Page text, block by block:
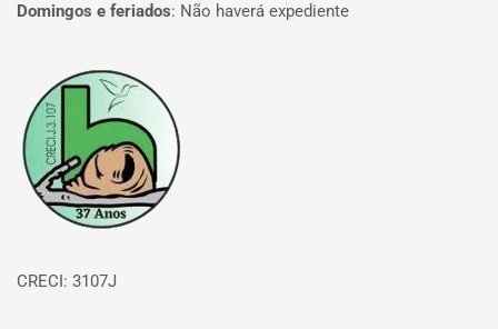
Domingos e feriados: Não haverá expediente
Página inicial
CRECI: 3107J